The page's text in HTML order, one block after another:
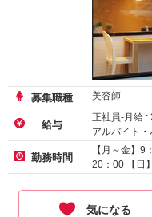
募集職種 美容師
給与
正社員-月給 :
アルバイト
勤務時間
【月～金
20：00 【
気になる